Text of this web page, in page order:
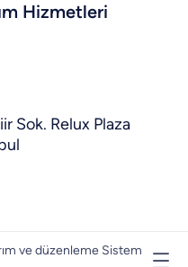
Hizmetleri
Sok. Relux Plaza
ve düzenleme Sistem